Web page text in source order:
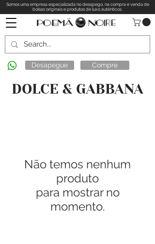
Somos uma empresa especializada no desapego, na compra e venda de
bolsas originais e produtos de luxo autênticos.
Desapegue Compre
DOLCE & GABBANA
Não temos nenhum
produto
para mostrar no
momento.